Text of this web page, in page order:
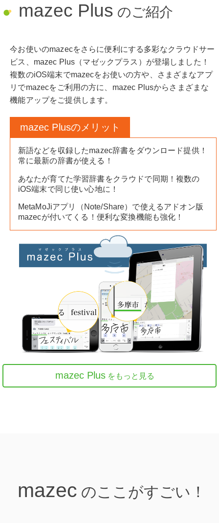
●● mazec Plus のご紹介
今お使いのmazecをさらに便利にする多彩なクラウドサー
ビス、mazec Plus（マゼックプラス）が登場しました！
複数のiOS端末でmazecをお使いの方や、さまざまなアプ
リでmazecをご利用の方に、mazec Plusからさまざまな
機能アップをご提供します。
mazec Plusのメリット
新語などを収録したmazec辞書をダウンロード提供！
常に最新の辞書が使える！
あなたが育てた学習辞書をクラウドで同期！複数の
iOS端末で同じ使い心地に！
MetaMoJiアプリ（Note/Share）で使えるアドオン版
mazecが付いてくる！便利な変換機能も強化！
mazec Plus をもっと見る
mazec のここがすごい！